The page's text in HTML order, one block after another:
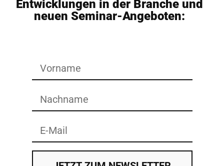
Entwicklungen in der Branche und
neuen Seminar-Angeboten: